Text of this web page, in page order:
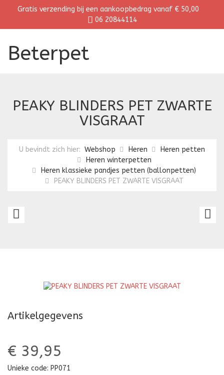
Gratis verzending bij een aankoopbedrag vanaf € 50,00
06 20844114
Beterpet
PEAKY BLINDERS PET ZWARTE
VISGRAAT
U bevindt zich hier: Webshop Heren
Heren petten
Heren winterpetten
Heren klassieke pandjes petten (ballonpetten)
PEAKY BLINDERS PET ZWARTE VISGRAAT
Artikelgegevens
€ 39,95
Unieke code: PP071